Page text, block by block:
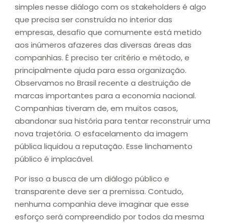
simples nesse diálogo com os stakeholders é algo
que precisa ser construída no interior das
empresas, desafio que comumente está metido
aos inúmeros afazeres das diversas áreas das
companhias. É preciso ter critério e método, e
principalmente ajuda para essa organização.
Observamos no Brasil recente a destruição de
marcas importantes para a economia nacional.
Companhias tiveram de, em muitos casos,
abandonar sua história para tentar reconstruir uma
nova trajetória. O esfacelamento da imagem
pública liquidou a reputação. Esse linchamento
público é implacável.
Por isso a busca de um diálogo público e
transparente deve ser a premissa. Contudo,
nenhuma companhia deve imaginar que esse
esforço será compreendido por todos da mesma